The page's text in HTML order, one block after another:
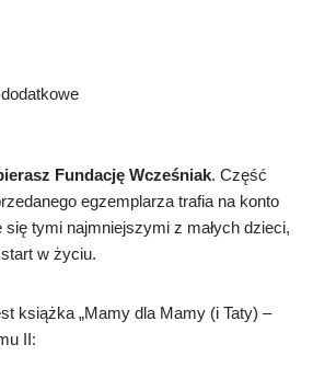
Fundację Wcześniak. Część
egzemplarza trafia na konto
się tymi najmniejszymi z małych dzieci,
w życiu.
książka „Mamy dla Mamy (i Taty) –
II: